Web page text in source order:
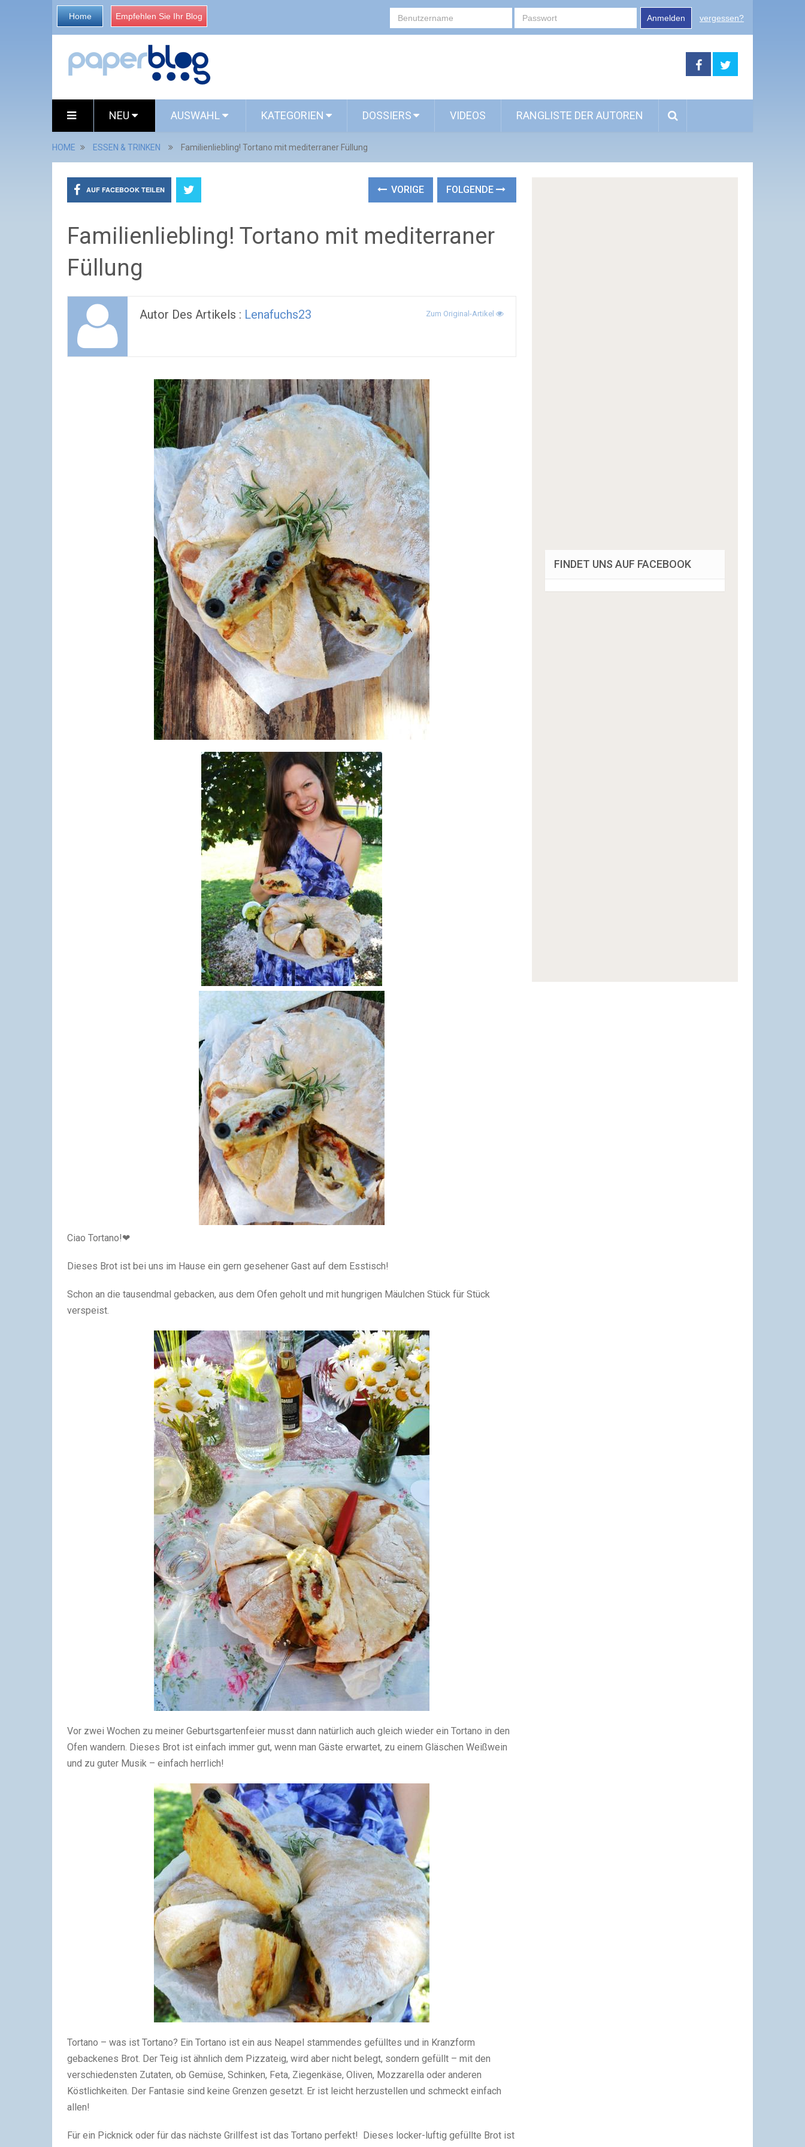
Home Empfehlen Sie Ihr Blog Anmelden vergessen?
NEU AUSWAHL KATEGORIEN DOSSIERS VIDEOS RANGLISTE DER AUTOREN
HOME ESSEN & TRINKEN Familienliebling! Tortano mit mediterraner Füllung
AUF FACEBOOK TEILEN VORIGE FOLGENDE
Familienliebling! Tortano mit mediterraner
Füllung
Autor Des Artikels : Lenafuchs23 Zum Original-Artikel
Ciao Tortano!❤
Dieses Brot ist bei uns im Hause ein gern gesehener Gast auf dem Esstisch!
Schon an die tausendmal gebacken, aus dem Ofen geholt und mit hungrigen Mäulchen Stück für Stück
verspeist.
Vor zwei Wochen zu meiner Geburtsgartenfeier musst dann natürlich auch gleich wieder ein Tortano in den
Ofen wandern. Dieses Brot ist einfach immer gut, wenn man Gäste erwartet, zu einem Gläschen Weißwein
und zu guter Musik – einfach herrlich!
Tortano – was ist Tortano? Ein Tortano ist ein aus Neapel stammendes gefülltes und in Kranzform
gebackenes Brot. Der Teig ist ähnlich dem Pizzateig, wird aber nicht belegt, sondern gefüllt – mit den
verschiedensten Zutaten, ob Gemüse, Schinken, Feta, Ziegenkäse, Oliven, Mozzarella oder anderen
Köstlichkeiten. Der Fantasie sind keine Grenzen gesetzt. Er ist leicht herzustellen und schmeckt einfach
allen!
Für ein Picknick oder für das nächste Grillfest ist das Tortano perfekt! Dieses locker-luftig gefüllte Brot ist
FINDET UNS AUF FACEBOOK